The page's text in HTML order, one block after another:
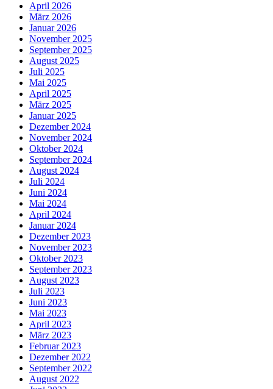
April 2026
März 2026
Januar 2026
November 2025
September 2025
August 2025
Juli 2025
Mai 2025
April 2025
März 2025
Januar 2025
Dezember 2024
November 2024
Oktober 2024
September 2024
August 2024
Juli 2024
Juni 2024
Mai 2024
April 2024
Januar 2024
Dezember 2023
November 2023
Oktober 2023
September 2023
August 2023
Juli 2023
Juni 2023
Mai 2023
April 2023
März 2023
Februar 2023
Dezember 2022
September 2022
August 2022